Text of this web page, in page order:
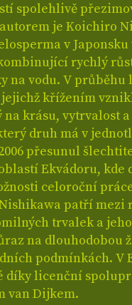
spolehlivě
je Koichiro
v Japonsku
rychlý
na vodu. V průběhu
křížením
krásu, vytrvalost
druh má v
přesunul
Ekvádoru,
celoroční
patří mezi
trvalek a
na dlouhodobou
podmínkách. V
díky licenční
van Dijkem.